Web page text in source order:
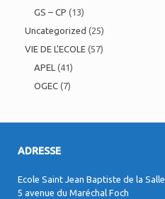
GS – CP (13)
Uncategorized (25)
VIE DE L'ECOLE (57)
APEL (41)
OGEC (7)
ADRESSE
Ecole Saint Jean Baptiste de la Salle
5 avenue du Maréchal Foch